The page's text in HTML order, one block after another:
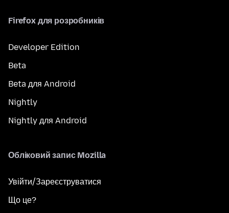
Firefox для розробників
Developer Edition
Beta
Beta для Android
Nightly
Nightly для Android
Обліковий запис Mozilla
Увійти/Зареєструватися
Що це?